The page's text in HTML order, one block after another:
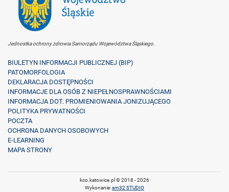
Jednostka ochrony zdrowia Samorządu Województwa Śląskiego.
BIULETYN INFORMACJI PUBLICZNEJ (BIP)
PATOMORFOLOGIA
DEKLARACJA DOSTĘPNOŚCI
INFORMACJE DLA OSÓB Z NIEPEŁNOSPRAWNOŚCIAMI
INFORMACJA DOT. PROMIENIOWANIA JONIZUJĄCEGO
POLITYKA PRYWATNOŚCI
POCZTA
OCHRONA DANYCH OSOBOWYCH
E-LEARNING
MAPA STRONY
kco.katowice.pl © 2018 - 2026
Wykonanie:sm32 STUDIO